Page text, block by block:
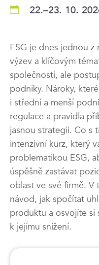
22.–23. 10.
ESG je dnes jednou
výzev a klíčovým
společnosti, ale
podniky. Nároky,
i střední a menší
regulace a pravidla
jasnou strategii. Co s
intenzivní kurz, který
problematikou ESG,
úspěšně zastávat
oblast ve své firmě. V
návod, jak spočítat
produktu a osvojíte si
k jejímu snížení.